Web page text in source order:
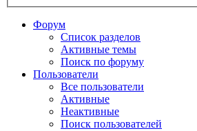
Форум
Список разделов
Активные темы
Поиск по форуму
Пользователи
Все пользователи
Активные
Неактивные
Поиск пользователей